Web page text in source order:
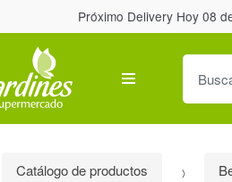
Próximo Delivery Hoy 08
B
s
c
r
Catálogo de productos